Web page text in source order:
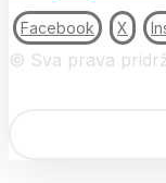
Facebook X
© Sva prava